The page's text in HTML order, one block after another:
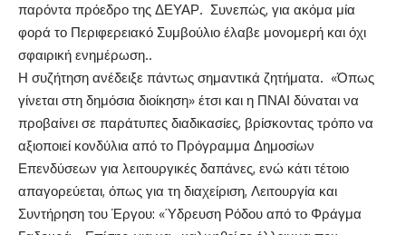
παρόντα πρόεδρο της ΔΕΥΑΡ. Συνεπώς, για ακόμα μία
φορά το Περιφερειακό Συμβούλιο έλαβε μονομερή και όχι
σφαιρική ενημέρωση..
Η συζήτηση ανέδειξε πάντως σημαντικά ζητήματα. «Όπως
γίνεται στη δημόσια διοίκηση» έτσι και η ΠΝΑΙ δύναται να
προβαίνει σε παράτυπες διαδικασίες, βρίσκοντας τρόπο να
αξιοποιεί κονδύλια από το Πρόγραμμα Δημοσίων
Επενδύσεων για λειτουργικές δαπάνες, ενώ κάτι τέτοιο
απαγορεύεται, όπως για τη διαχείριση, Λειτουργία και
Συντήρηση του Έργου: «Ύδρευση Ρόδου από το Φράγμα